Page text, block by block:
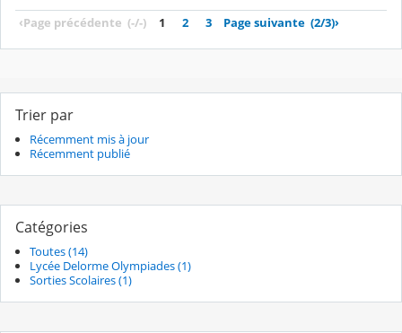
‹Page précédente (-/-) 1 2 3 Page suivante (2/3)›
Trier par
Récemment mis à jour
Récemment publié
Catégories
Toutes (14)
Lycée Delorme Olympiades (1)
Sorties Scolaires (1)